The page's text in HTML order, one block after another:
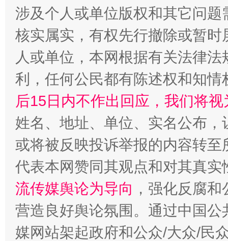
完善运行机制助力责任有效落实 一纸欠
东山县通报“牛蛙产品抗生素超标问题” 法
涉及个人或单位版权和其它问题
核实属实，有权先行撤除或暂
人或单位，本网根据有关法律
利，任何公民都有陈述权和知情
后15日内不作出回应，我们将
姓名、地址、单位、实名公布
或将被反映投诉举报的内容转
代表本网赞同其观点和对其真实
流传媒舆论为导向 ，强化反腐
营造良好舆论氛围。通过中国
媒网站架起政府和公众/大众/民